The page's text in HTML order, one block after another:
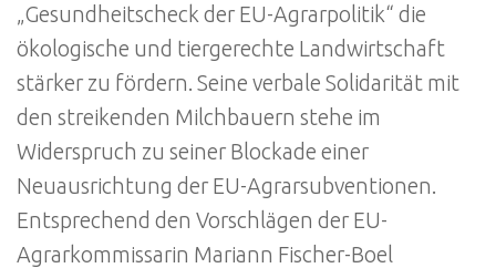
„Gesundheitscheck der EU-Agrarpolitik“ die
ökologische und tiergerechte Landwirtschaft
stärker zu fördern. Seine verbale Solidarität mit
den streikenden Milchbauern stehe im
Widerspruch zu seiner Blockade einer
Neuausrichtung der EU-Agrarsubventionen.
Entsprechend den Vorschlägen der EU-
Agrarkommissarin Mariann Fischer-Boel